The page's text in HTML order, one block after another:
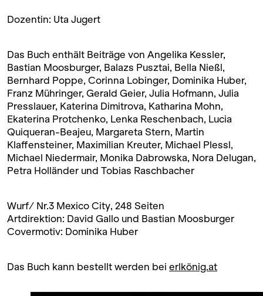
Dozentin: Uta Jugert
Das Buch enthält Beiträge von Angelika Kessler,
Bastian Moosburger, Balazs Pusztai, Bella Nießl,
Bernhard Poppe, Corinna Lobinger, Dominika Huber,
Franz Mühringer, Gerald Geier, Julia Hofmann, Julia
Presslauer, Katerina Dimitrova, Katharina Mohn,
Ekaterina Protchenko, Lenka Reschenbach, Lucia
Quiqueran-Beajeu, Margareta Stern, Martin
Klaffensteiner, Maximilian Kreuter, Michael Plessl,
Michael Niedermair, Monika Dabrowska, Nora Delugan,
Petra Holländer und Tobias Raschbacher
Wurf/ Nr.3 Mexico City, 248 Seiten
Artdirektion: David Gallo und Bastian Moosburger
Covermotiv: Dominika Huber
Das Buch kann bestellt werden bei erlkönig.at